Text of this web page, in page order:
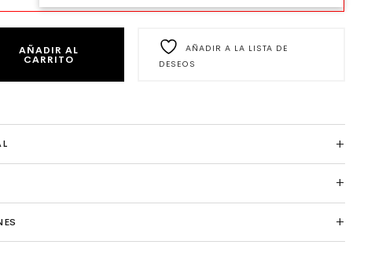
FUCSIA CANTIDAD
AÑADIR AL
CARRITO
AÑADIR A LA LISTA DE
DESEOS